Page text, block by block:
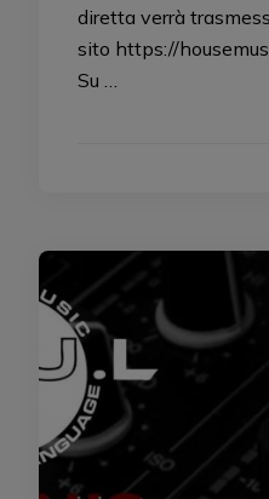
diretta verrà
sito https://
Su …